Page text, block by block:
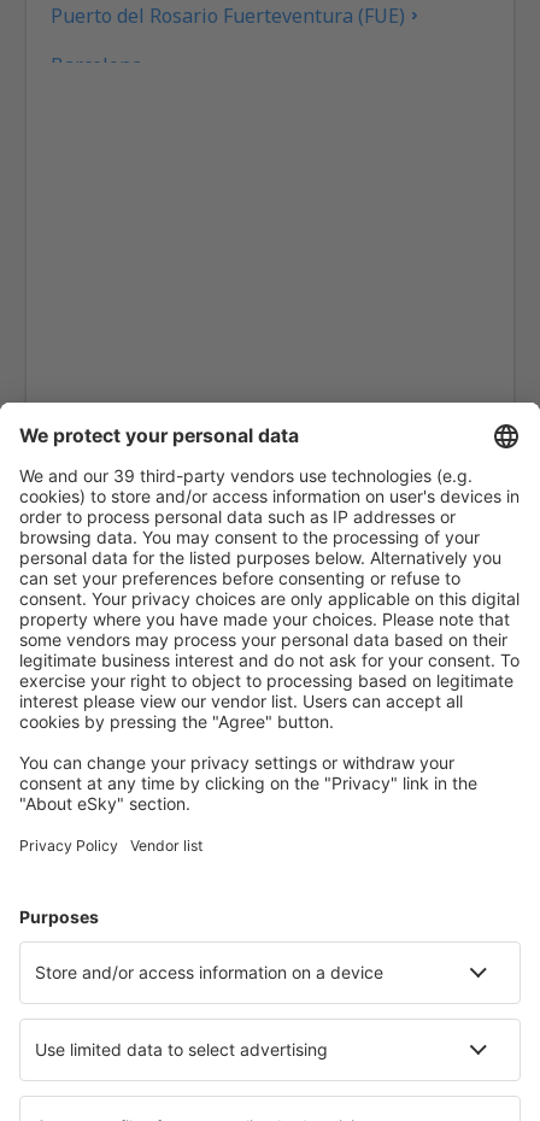
Puerto del Rosario Fuerteventura (FUE)
Barcelona
Jerez de la Frontera La Parra (XRY)
Santiago de Compostela Lavacolla (SCQ)
Leon Airport (LEN)
Lleida-Alguaire Airport (ILD)
Madri Barajas (MAD)
Valência Manises (VLC)
Salamanca Matacán (SLM)
Melilla Airport (MLN)
Menorca Mahon (MAH)
Pamplona Airport (PNA)
Santander Paray (SDR)
Vigo Airport (VGO)